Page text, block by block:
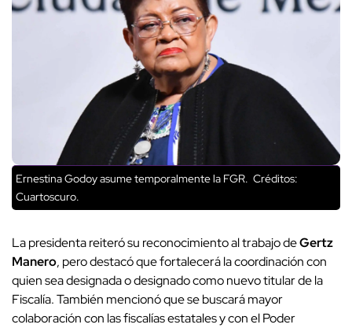
Ernestina Godoy asume temporalmente la FGR. Créditos:
Cuartoscuro.
La presidenta reiteró su reconocimiento al trabajo deGertz
Manero, pero destacó que fortalecerá la coordinación con
quien sea designada o designado como nuevo titular de la
Fiscalía. También mencionó que se buscará mayor
colaboración con las fiscalías estatales y con el Poder